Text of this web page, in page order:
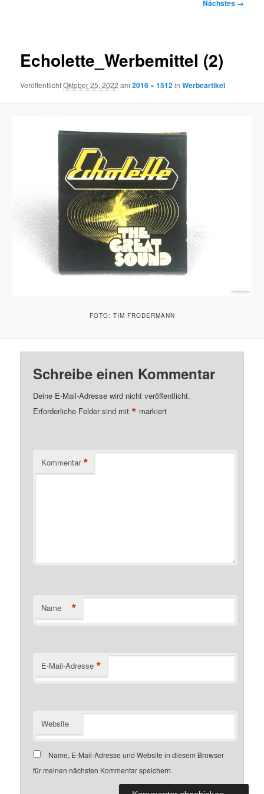
Nächstes →
Echolette_Werbemittel (2)
VeröffentlichtOktober 25, 2022 am2016 × 1512inWerbeartikel
FOTO: TIM FRODERMANN
Schreibe einen Kommentar
Deine E-Mail-Adresse wird nicht veröffentlicht.
Erforderliche Felder sind mit* markiert
Kommentar *
Name *
E-Mail-Adresse *
Website
Name, E-Mail-Adresse und Website in diesem Browser
für meinen nächsten Kommentar speichern.